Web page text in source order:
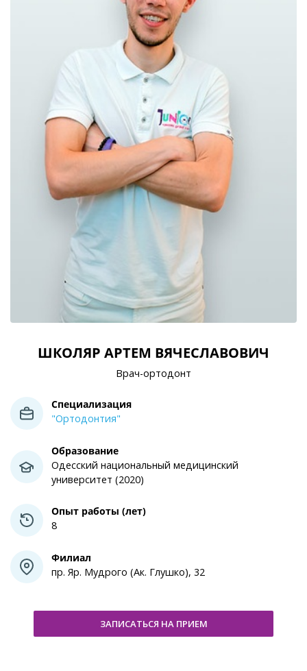
ШКОЛЯР АРТЕМ ВЯЧЕСЛАВОВИЧ
Врач-ортодонт
Специализация
"Ортодонтия"
Образование
Одесский национальный медицинский
университет (2020)
Опыт работы (лет)
8
Филиал
пр. Яр. Мудрого (Ак. Глушко), 32
ЗАПИСАТЬСЯ НА ПРИЕМ